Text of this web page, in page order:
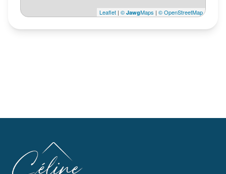
Leaflet | © JawgMaps | © OpenStreetMap